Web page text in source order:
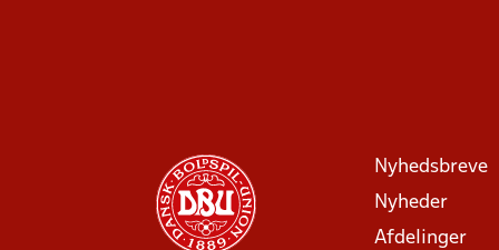
Nyhedsbreve
Nyheder
Afdelinger